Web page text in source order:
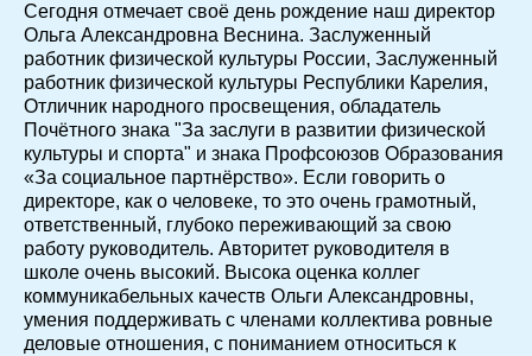
Сегодня отмечает своё день рождение наш директор
Ольга Александровна Веснина. Заслуженный
работник физической культуры России, Заслуженный
работник физической культуры Республики Карелия,
Отличник народного просвещения, обладатель
Почётного знака "За заслуги в развитии физической
культуры и спорта" и знака Профсоюзов Образования
«За социальное партнёрство». Если говорить о
директоре, как о человеке, то это очень грамотный,
ответственный, глубоко переживающий за свою
работу руководитель. Авторитет руководителя в
школе очень высокий. Высока оценка коллег
коммуникабельных качеств Ольги Александровны,
умения поддерживать с членами коллектива ровные
деловые отношения, с пониманием относиться к